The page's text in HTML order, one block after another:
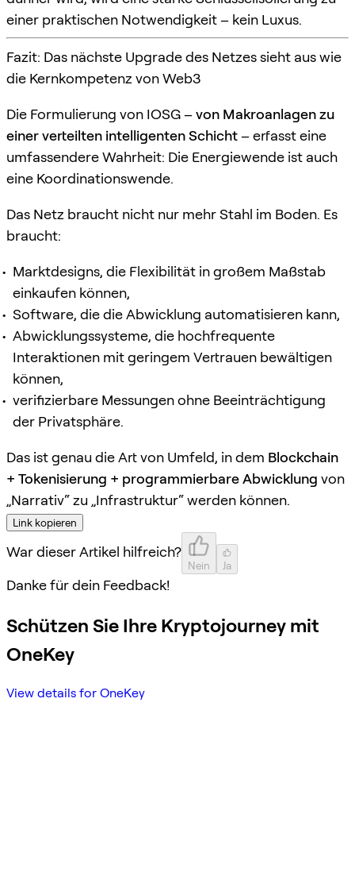
einer praktischen Notwendigkeit – kein Luxus.
Fazit: Das nächste Upgrade des Netzes sieht aus wie
die Kernkompetenz von Web3
Die Formulierung von IOSG –von Makroanlagen zu
einer verteilten intelligenten Schicht– erfasst eine
umfassendere Wahrheit: Die Energiewende ist auch
eine Koordinationswende.
Das Netz braucht nicht nur mehr Stahl im Boden. Es
braucht:
Marktdesigns, die Flexibilität in großem Maßstab
einkaufen können,
Software, die die Abwicklung automatisieren kann,
Abwicklungssysteme, die hochfrequente
Interaktionen mit geringem Vertrauen bewältigen
können,
verifizierbare Messungen ohne Beeinträchtigung
der Privatsphäre.
Das ist genau die Art von Umfeld, in dem Blockchain
+ Tokenisierung + programmierbare Abwicklung von
„Narrativ“ zu „Infrastruktur“ werden können.
Link kopieren
War dieser Artikel hilfreich?
Nein Ja
Danke für dein Feedback!
Schützen Sie Ihre Kryptojourney mit
OneKey
View details for OneKey